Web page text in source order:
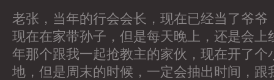
老张，当年的行会会长，现在已经当了爷爷
现在在家带孙子，但是每天晚上，还是会上
年那个跟我一起抢教主的家伙，现在开了个
地，但是周末的时候，一定会抽出时间，跟